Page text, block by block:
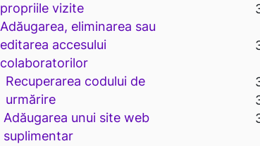
propriile vizite
Adăugarea, eliminarea sau
editarea accesului
colaboratorilor
Recuperarea codului de
urmărire
Adăugarea unui site web
suplimentar